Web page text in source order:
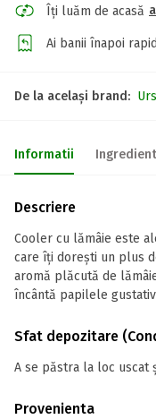
Îți luăm de acasă
Ai banii înapoi
De la același brand:
Informatii
Descriere
Cooler cu lămâie este
care îți dorești un plus
aromă plăcută de
încântă papilele
Sfat depozitare
A se păstra la loc uscat
Provenienta